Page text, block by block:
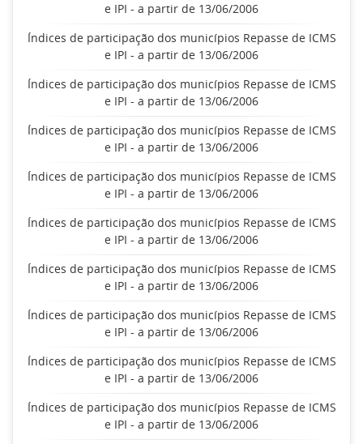
e IPI - a partir de 13/06/2006
Índices de participação dos municípios Repasse de ICMS
e IPI - a partir de 13/06/2006
Índices de participação dos municípios Repasse de ICMS
e IPI - a partir de 13/06/2006
Índices de participação dos municípios Repasse de ICMS
e IPI - a partir de 13/06/2006
Índices de participação dos municípios Repasse de ICMS
e IPI - a partir de 13/06/2006
Índices de participação dos municípios Repasse de ICMS
e IPI - a partir de 13/06/2006
Índices de participação dos municípios Repasse de ICMS
e IPI - a partir de 13/06/2006
Índices de participação dos municípios Repasse de ICMS
e IPI - a partir de 13/06/2006
Índices de participação dos municípios Repasse de ICMS
e IPI - a partir de 13/06/2006
Índices de participação dos municípios Repasse de ICMS
e IPI - a partir de 13/06/2006